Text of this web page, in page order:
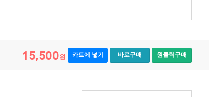
15,500원 카트에 넣기 바로구매 원클릭구매